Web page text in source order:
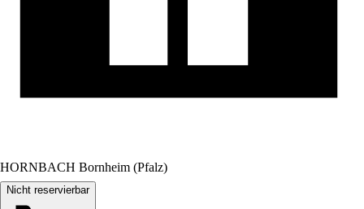
HORNBACH Bornheim (Pfalz)
Nicht reservierbar